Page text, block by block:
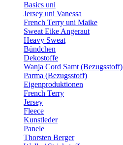
Basics uni
Jersey uni Vanessa
French Terry uni Maike
Sweat Eike Angeraut
Heavy Sweat
Bündchen
Dekostoffe
Wanja Cord Samt (Bezugsstoff)
Parma (Bezugsstoff)
Eigenproduktionen
French Terry
Jersey
Fleece
Kunstleder
Panele
Thorsten Berger